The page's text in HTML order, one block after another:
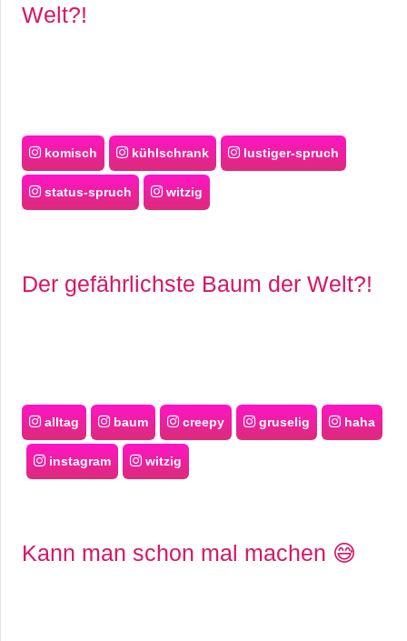
Welt?!
komisch kühlschrank lustiger-spruch
status-spruch witzig
Der gefährlichste Baum der Welt?!
alltag baum creepy gruselig haha
instagram witzig
Kann man schon mal machen 😅